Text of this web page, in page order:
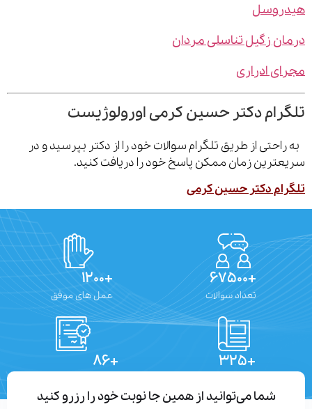
زگیل تناسلی مردان
ادراری
دکتر حسین کرمی اورولوژیست
از طریق تلگرام سوالات خود را از دکتر بپرسید و در
زمان ممکن پاسخ خود را دریافت کنید.
دکتر حسین کرمی
تعداد سوالات عمل های موفق
شما می‌توانید از همین جا نوبت خود را رزرو کنید